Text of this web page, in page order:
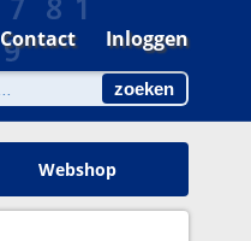
Contact Inloggen
Webshop